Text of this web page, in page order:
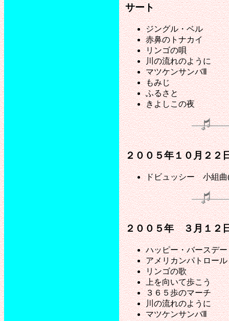
サート
ジングル・ベル
赤鼻のトナカイ
リンゴの唄
川の流れのように
マツケンサンバⅡ
もみじ
ふるさと
きよしこの夜
２００５年１０月２２
ドビュッシー 小組曲
２００５年 ３月１２
ハッピー・バースデ
アメリカンパトロール
リンゴの歌
上を向いて歩こう
３６５歩のマーチ
川の流れのように
マツケンサンバⅡ